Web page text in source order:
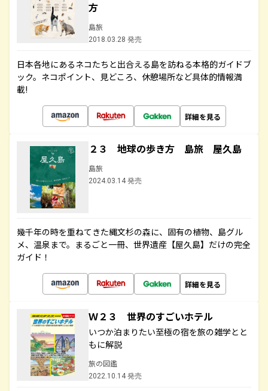
方
島旅
2018.03.28 発売
日本各地にあるネコたちと出合える島を訪ねる本格的ガイドブ
ック。ネコポイント、見どころ、休憩場所など具体的情報満
載!
詳細を見る
２３ 地球の歩き方 島旅 屋久島
島旅
2024.03.14 発売
幾千年の時を重ねてきた縄文杉の森に、固有の植物、島グル
メ、温泉まで。まるごと一冊、世界遺産【屋久島】だけの完全
ガイド！
詳細を見る
Ｗ２３ 世界のすごいホテル
いつか泊まりたい至極の宿を旅の雑学とと
もに解説
旅の図鑑
2022.10.14 発売